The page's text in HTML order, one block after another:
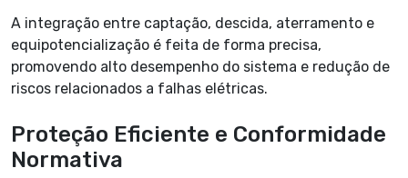
A integração entre captação, descida, aterramento e
equipotencialização é feita de forma precisa,
promovendo alto desempenho do sistema e redução de
riscos relacionados a falhas elétricas.
Proteção Eficiente e Conformidade
Normativa